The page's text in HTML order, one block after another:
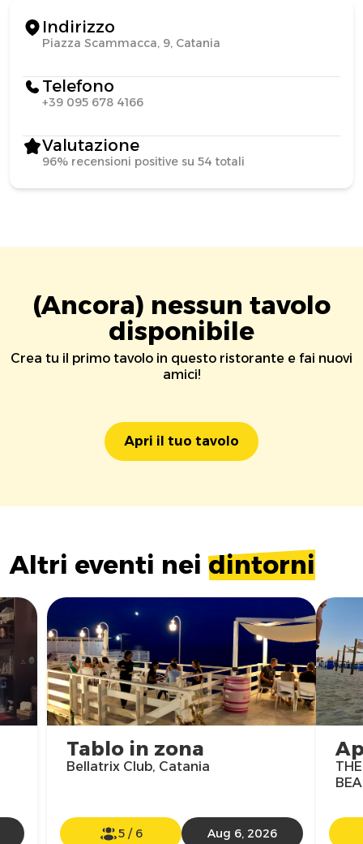
Indirizzo
Piazza Scammacca, 9, Catania
Telefono
+39 095 678 4166
Valutazione
96% recensioni positive su 54 totali
(Ancora) nessun tavolo
disponibile
Crea tu il primo tavolo in questo ristorante e fai nuovi
amici!
Apri il tuo tavolo
Altri eventi nei dintorni
Tablo in zona
Bellatrix Club, Catania
5 / 6 Aug 6, 2026